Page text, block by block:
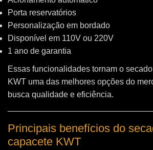
Porta reservatórios
Personalização em bordado
Disponível em 110V ou 220V
1 ano de garantia
Essas funcionalidades tornam o
KWT uma das melhores opções do
busca qualidade e eficiência.
Principais benefícios do
capacete KWT